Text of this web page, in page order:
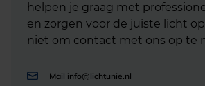
helpen je graag met
en zorgen voor de juiste licht
niet om contact met ons op te
Mail info@lichtunie.nl